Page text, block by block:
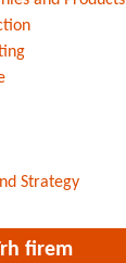
Strategy
firem